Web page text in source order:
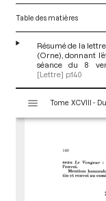
Table des matières
Résumé de la
(Orne), donnant
séance du 8
[Lettre] p.140
s